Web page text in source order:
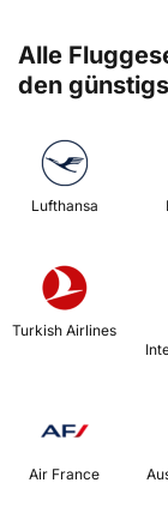
Alle
den
Lufthansa
Turkish Airlines
Air France